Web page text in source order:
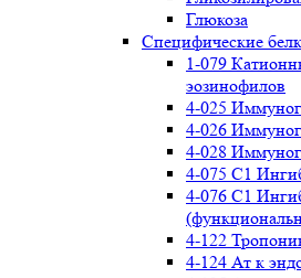
Глюкоза
Специфические
1-079
эозинофилов
4-025
4-026
4-028
4-075 С1
4-076 С1
4-122
4-124 Ат к